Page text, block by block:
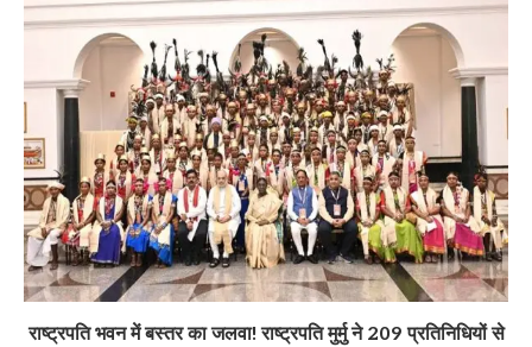
राष्ट्रपति भवन में बस्तर का जलवा! राष्ट्रपति मुर्मु ने 209 प्रतिनिधियों से